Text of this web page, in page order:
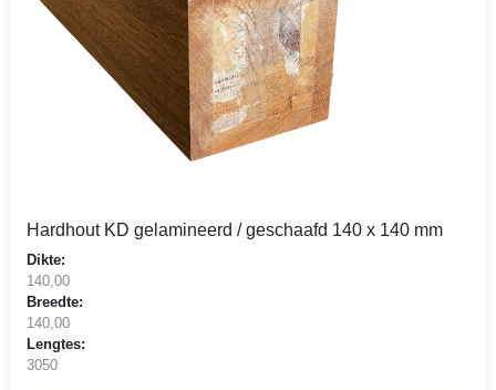
Hardhout KD gelamineerd / geschaafd 140 x 140 mm
Dikte:
140,00
Breedte:
140,00
Lengtes:
3050